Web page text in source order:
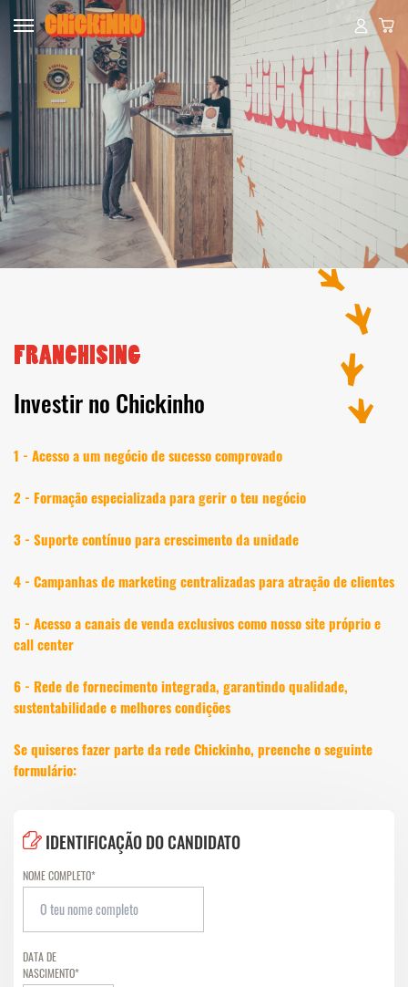
FRANCHISING
Investir no Chickinho
1 - Acesso a um negócio de sucesso comprovado
2 - Formação especializada para gerir o teu negócio
3 - Suporte contínuo para crescimento da unidade
4 - Campanhas de marketing centralizadas para atração de clientes
5 - Acesso a canais de venda exclusivos como nosso site próprio e
call center
6 - Rede de fornecimento integrada, garantindo qualidade,
sustentabilidade e melhores condições
Se quiseres fazer parte da rede Chickinho, preenche o seguinte
formulário:
IDENTIFICAÇÃO DO CANDIDATO
NOME COMPLETO*
DATA DE
NASCIMENTO*